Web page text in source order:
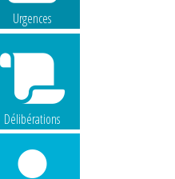
Urgences
Délibérations